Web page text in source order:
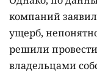
компаний
ущерб,
решили
владельцами